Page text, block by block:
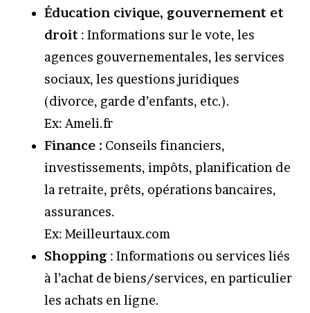
Éducation civique, gouvernement et
droit : Informations sur le vote, les
agences gouvernementales, les services
sociaux, les questions juridiques
(divorce, garde d’enfants, etc.).
Ex: Ameli.fr
Finance : Conseils financiers,
investissements, impôts, planification de
la retraite, prêts, opérations bancaires,
assurances.
Ex: Meilleurtaux.com
Shopping : Informations ou services liés
à l’achat de biens/services, en particulier
les achats en ligne.